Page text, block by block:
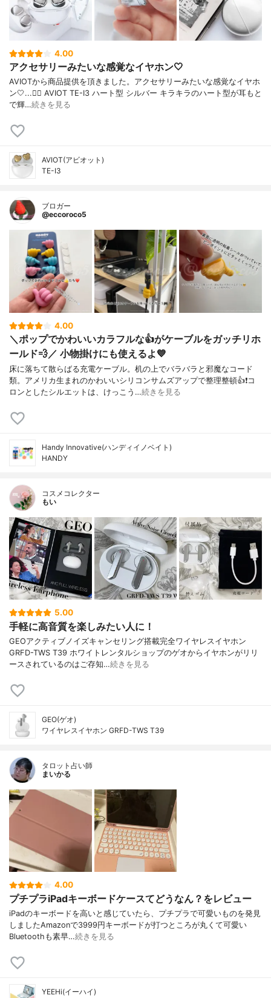
4.00
アクセサリーみたいな感覚なイヤホン🤍
AVIOTから商品提供を頂きました。アクセサリーみたいな感覚なイヤホ
ン🤍...👉🏻 AVIOT TE-I3 ハート型 シルバー キラキラのハート型が耳もと
で輝…続きを見る
AVIOT(アビオット)
TE-I3
ブロガー
@eccoroco5
4.00
＼ポップでかわいいカラフルな👍がケーブルをガッチリホ
ールド💨／ 小物掛けにも使えるよ💙
床に落ちて散らばる充電ケーブル。机の上でバラバラと邪魔なコード
類。アメリカ生まれのかわいいシリコンサムズアップで整理整頓👍❗️コ
ロンとしたシルエットは、けっこう…続きを見る
Handy Innovative(ハンディイノベイト)
HANDY
コスメコレクター
もい
5.00
手軽に高音質を楽しみたい人に！
GEOアクティブノイズキャンセリング搭載完全ワイヤレスイヤホン
GRFD-TWS T39 ホワイトレンタルショップのゲオからイヤホンがリリ
ースされているのはご存知…続きを見る
GEO(ゲオ)
ワイヤレスイヤホン GRFD-TWS T39
タロット占い師
まいかる
4.00
プチプラiPadキーボードケースてどうなん？をレビュー
iPadのキーボードを高いと感じていたら、プチプラで可愛いものを発見
しましたAmazonで3999円キーボードが打つところが丸くて可愛い
Bluetoothも素早…続きを見る
YEEHi(イーハイ)